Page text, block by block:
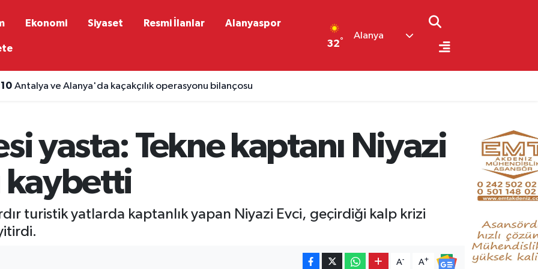
Ekonomi Siyaset Resmi İlanlar Alanyaspor
32°
Alanya
Antalya ve Alanya'da kaçakçılık operasyonu bilançosu
yasta: Tekne kaptanı Niyazi
kaybetti
turistik yatlarda kaptanlık yapan Niyazi Evci, geçirdiği kalp krizi
A- A+